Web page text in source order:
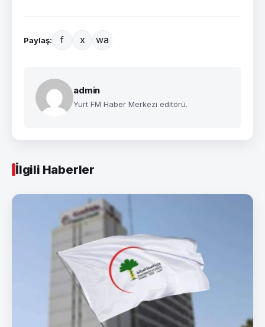
Paylaş: f x wa
admin
Yurt FM Haber Merkezi editörü.
İlgili Haberler